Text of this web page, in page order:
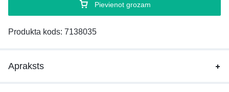
Pievienot grozam
Produkta kods: 7138035
Apraksts